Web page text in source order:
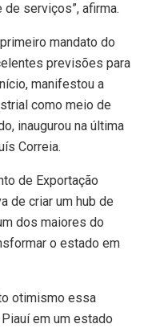
serviços”, afirma.
mandato do
previsões para
manifestou a
como meio de
inaugurou na última
Correia.
de Exportação
de criar um hub de
dos maiores do
o estado em
otimismo essa
em um estado